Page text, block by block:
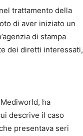
trattamento della
di aver iniziato un
di stampa
dei diretti interessati,
ha
descrive il caso
presentava seri